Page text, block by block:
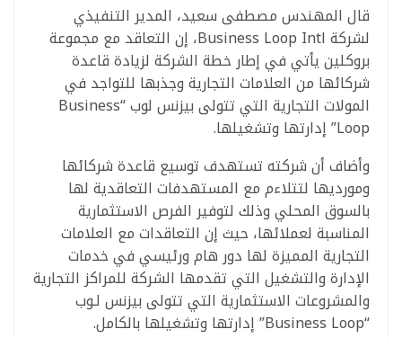
قال المهندس مصطفى سعيد، المدير التنفيذي
لشركة Business Loop Intl، إن التعاقد مع مجموعة
بروكلين يأتي في إطار خطة الشركة لزيادة قاعدة
شركائها من العلامات التجارية وجذبها للتواجد في
المولات التجارية التي تتولى بيزنس لوب “Business
Loop” إدارتها وتشغيلها.
وأضاف أن شركته تستهدف توسيع قاعدة شركائها
ومورديها لتتلاءم مع المستهدفات التعاقدية لها
بالسوق المحلي وذلك لتوفير الفرص الاستثمارية
المناسبة لعملائها، حيث إن التعاقدات مع العلامات
التجارية المميزة لها دور هام ورئيسي في خدمات
الإدارة والتشغيل التي تقدمها الشركة للمراكز التجارية
والمشروعات الاستثمارية التي تتولى بيزنس لـوب
“Business Loop” إدارتها وتشغيلها بالكامل.